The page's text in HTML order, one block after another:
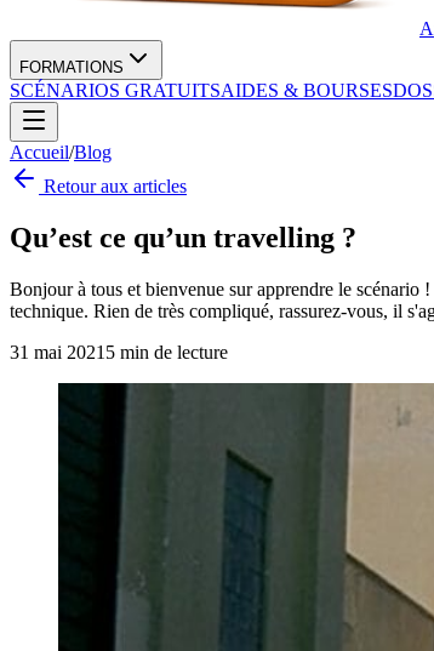
FORMATIONS
SCÉNARIOS GRATUITSAIDES & BOURSES
Accueil/Blog
Retour aux articles
Qu’est ce qu’un travelling ?
Bonjour à tous et bienvenue sur apprendre le scénario
technique. Rien de très compliqué, rassurez-vous, il
31 mai 2021 5 min de lecture